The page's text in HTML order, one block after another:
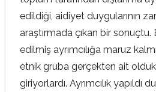
edildiği, aidiyet duygularının
araştırmada çıkan bir sonuçtu.
edilmiş ayrımcılığa maruz
etnik gruba gerçekten ait
giriyorlardı. Ayrımcılık yapıldı